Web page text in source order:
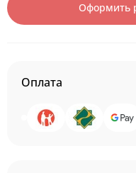
Оформить
Оплата